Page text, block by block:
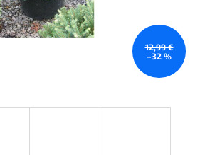
12,99 €
–32 %